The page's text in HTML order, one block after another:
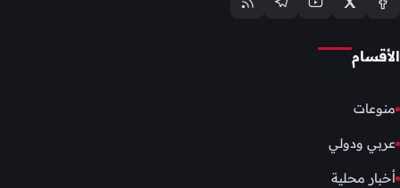
الأقسام
منوعات
عربي ودولي
أخبار محلية